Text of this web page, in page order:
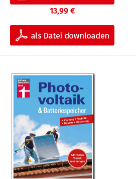
13,99 €